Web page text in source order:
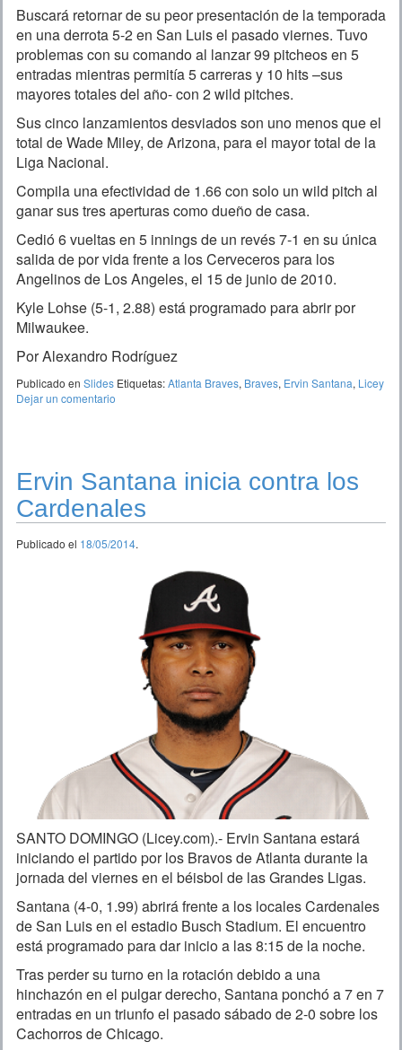
Buscará retornar de su peor presentación de la temporada
en una derrota 5-2 en San Luis el pasado viernes. Tuvo
problemas con su comando al lanzar 99 pitcheos en 5
entradas mientras permitía 5 carreras y 10 hits –sus
mayores totales del año- con 2 wild pitches.
Sus cinco lanzamientos desviados son uno menos que el
total de Wade Miley, de Arizona, para el mayor total de la
Liga Nacional.
Compila una efectividad de 1.66 con solo un wild pitch al
ganar sus tres aperturas como dueño de casa.
Cedió 6 vueltas en 5 innings de un revés 7-1 en su única
salida de por vida frente a los Cerveceros para los
Angelinos de Los Angeles, el 15 de junio de 2010.
Kyle Lohse (5-1, 2.88) está programado para abrir por
Milwaukee.
Por Alexandro Rodríguez
Publicado en Slides Etiquetas:Atlanta Braves, Braves, Ervin Santana, Licey
Dejar un comentario
Ervin Santana inicia contra los
Cardenales
Publicado el 18/05/2014.
SANTO DOMINGO (Licey.com).- Ervin Santana estará
iniciando el partido por los Bravos de Atlanta durante la
jornada del viernes en el béisbol de las Grandes Ligas.
Santana (4-0, 1.99) abrirá frente a los locales Cardenales
de San Luis en el estadio Busch Stadium. El encuentro
está programado para dar inicio a las 8:15 de la noche.
Tras perder su turno en la rotación debido a una
hinchazón en el pulgar derecho, Santana ponchó a 7 en 7
entradas en un triunfo el pasado sábado de 2-0 sobre los
Cachorros de Chicago.